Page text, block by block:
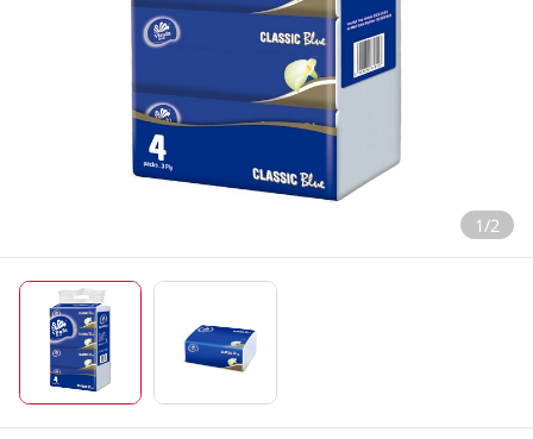
1/2